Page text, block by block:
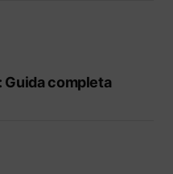
Guida completa